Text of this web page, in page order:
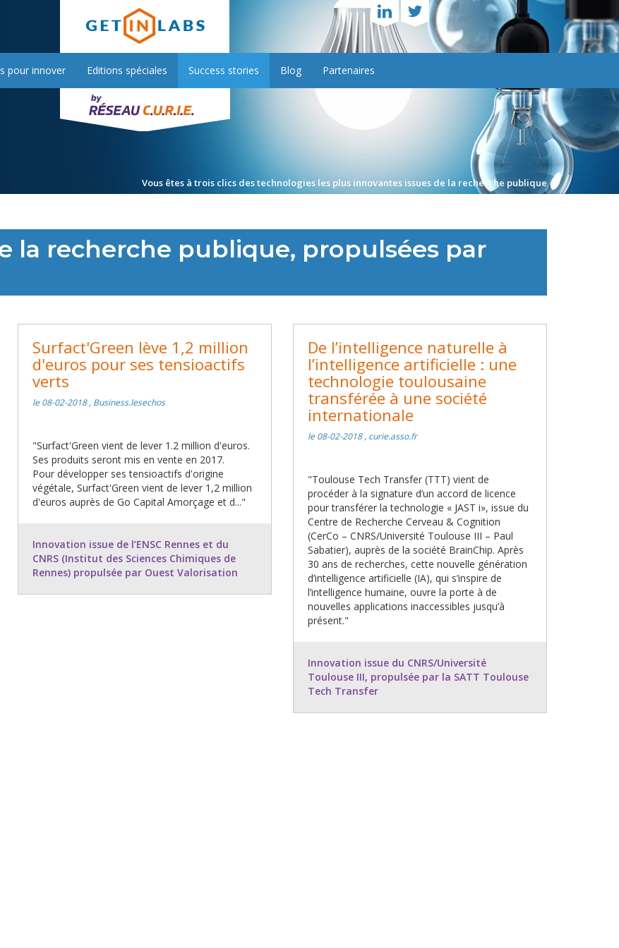
pour innover Editions spéciales Success stories Blog Partenaires
Vous êtes à trois clics des technologies les plus innovantes issues de la recherche publique
la recherche publique, propulsées par
Surfact'Green lève 1,2 million
d'euros pour ses tensioactifs
verts
le 08-02-2018 , Business.lesechos
"Surfact'Green vient de lever 1.2 million d'euros.
Ses produits seront mis en vente en 2017.
Pour développer ses tensioactifs d'origine
végétale, Surfact'Green vient de lever 1,2 million
d'euros auprès de Go Capital Amorçage et d..."
Innovation issue de l’ENSC Rennes et du
CNRS (Institut des Sciences Chimiques de
Rennes) propulsée par Ouest Valorisation
De l’intelligence naturelle à
l’intelligence artificielle : une
technologie toulousaine
transférée à une société
internationale
le 08-02-2018 , curie.asso.fr
"Toulouse Tech Transfer (TTT) vient de
procéder à la signature d’un accord de licence
pour transférer la technologie « JAST i», issue du
Centre de Recherche Cerveau & Cognition
(CerCo – CNRS/Université Toulouse III – Paul
Sabatier), auprès de la société BrainChip. Après
30 ans de recherches, cette nouvelle génération
d’intelligence artificielle (IA), qui s’inspire de
l’intelligence humaine, ouvre la porte à de
nouvelles applications inaccessibles jusqu’à
présent."
Innovation issue du CNRS/Université
Toulouse III, propulsée par la SATT Toulouse
Tech Transfer